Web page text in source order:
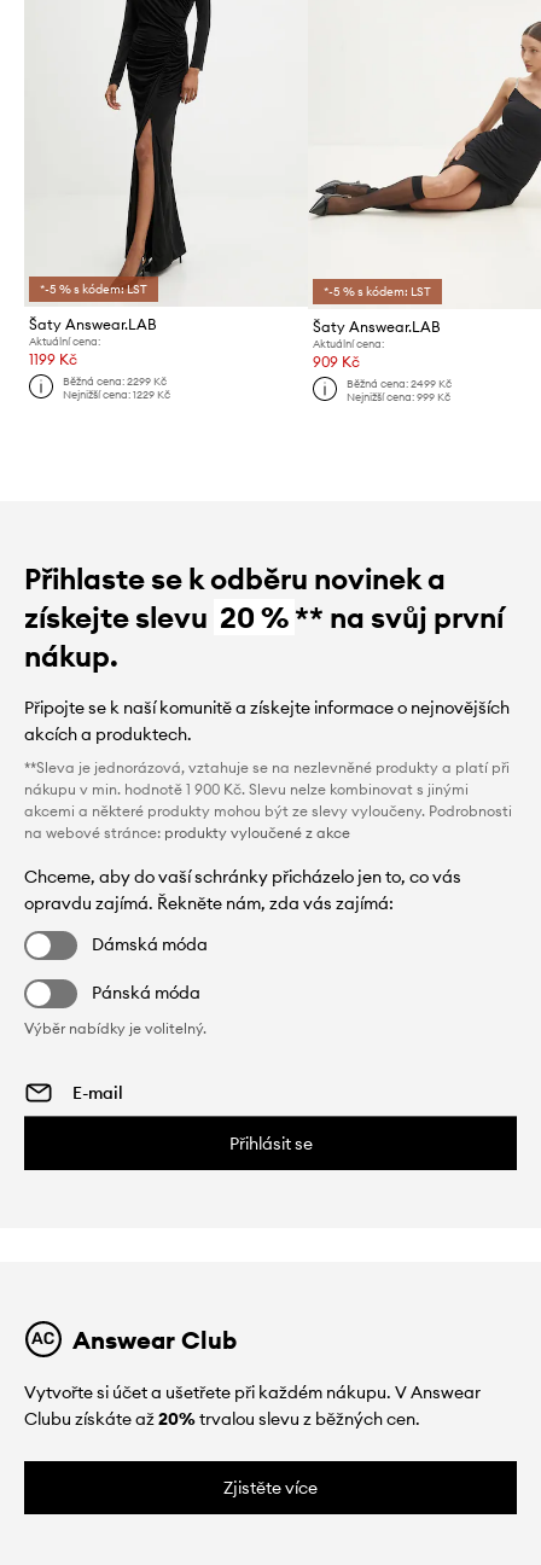
*-5 % s kódem: LST
Šaty Answear.LAB
Aktuální cena:
1199 Kč
Běžná cena:2299 Kč
Nejnižší cena:1229 Kč
*-5 % s kódem: LST
Šaty Answear.LAB
Aktuální cena:
909 Kč
Běžná cena: 2499 Kč
Nejnižší cena: 999 Kč
Přihlaste se k odběru novinek a
získejte slevu 20 %** na svůj první
nákup.
Připojte se k naší komunitě a získejte informace o nejnovějších
akcích a produktech.
**Sleva je jednorázová, vztahuje se na nezlevněné produkty a platí při
nákupu v min. hodnotě 1 900 Kč. Slevu nelze kombinovat s jinými
akcemi a některé produkty mohou být ze slevy vyloučeny. Podrobnosti
na webové stránce: produkty vyloučené z akce
Chceme, aby do vaší schránky přicházelo jen to, co vás
opravdu zajímá. Řekněte nám, zda vás zajímá:
Dámská móda
Pánská móda
Výběr nabídky je volitelný.
Přihlásit se
Answear Club
Vytvořte si účet a ušetřete při každém nákupu. V Answear
Clubu získáte až20%trvalou slevu z běžných cen.
Zjistěte více